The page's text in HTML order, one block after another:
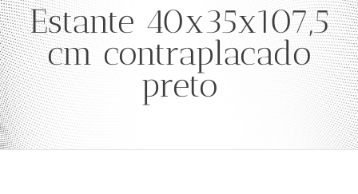
Estante 40x35x107,5
cm contraplacado
preto